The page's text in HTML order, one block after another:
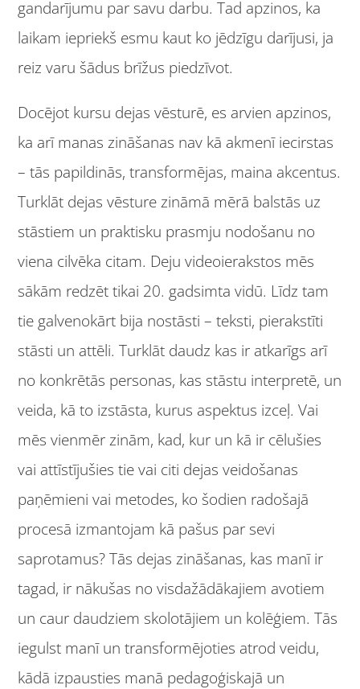
gandarījumu par savu darbu. Tad apzinos, ka
laikam iepriekš esmu kaut ko jēdzīgu darījusi, ja
reiz varu šādus brīžus piedzīvot.
Docējot kursu dejas vēsturē, es arvien apzinos,
ka arī manas zināšanas nav kā akmenī iecirstas
– tās papildinās, transformējas, maina akcentus.
Turklāt dejas vēsture zināmā mērā balstās uz
stāstiem un praktisku prasmju nodošanu no
viena cilvēka citam. Deju videoierakstos mēs
sākām redzēt tikai 20. gadsimta vidū. Līdz tam
tie galvenokārt bija nostāsti – teksti, pierakstīti
stāsti un attēli. Turklāt daudz kas ir atkarīgs arī
no konkrētās personas, kas stāstu interpretē, un
veida, kā to izstāsta, kurus aspektus izceļ. Vai
mēs vienmēr zinām, kad, kur un kā ir cēlušies
vai attīstījušies tie vai citi dejas veidošanas
paņēmieni vai metodes, ko šodien radošajā
procesā izmantojam kā pašus par sevi
saprotamus? Tās dejas zināšanas, kas manī ir
tagad, ir nākušas no visdažādākajiem avotiem
un caur daudziem skolotājiem un kolēģiem. Tās
iegulst manī un transformējoties atrod veidu,
kādā izpausties manā pedagoģiskajā un